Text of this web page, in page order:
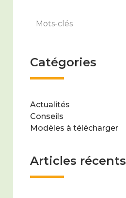
Catégories
Actualités
Conseils
Modèles à télécharger
Articles récents